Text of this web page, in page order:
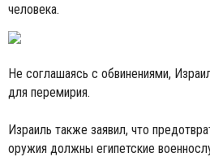
человека.
Не соглашаясь с обвинениями,
для перемирия.
Израиль также заявил, что
оружия должны египетские